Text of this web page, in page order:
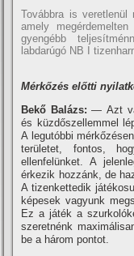
Továbbra is
amely
gyengébb
labdarúgó NB I
Mérkőzés előtti
Bekő Balázs: — Azt
és küzdőszellemmel
A legutóbbi
területet, fontos,
ellenfelünket. A
érkezik hozzánk, de
A tizenkettedik
képesek vagyunk
Ez a játék a
szeretnénk
be a három pontot.